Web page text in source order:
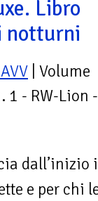
Libro
notturni
| Volume
1 - RW-Lion -
dall’inizio
e per chi